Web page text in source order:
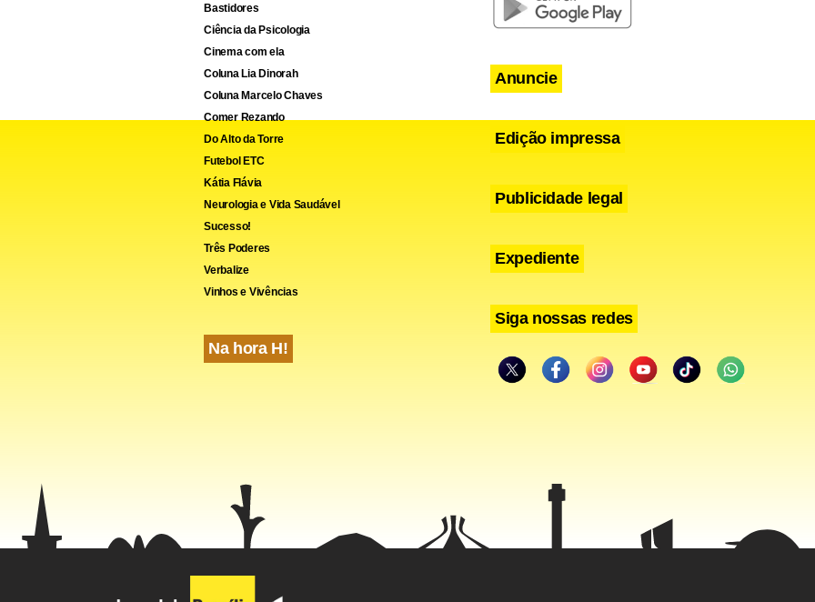
Bastidores
Ciência da Psicologia
Cinema com ela
Coluna Lia Dinorah
Coluna Marcelo Chaves
Comer Rezando
Do Alto da Torre
Futebol ETC
Kátia Flávia
Neurologia e Vida Saudável
Sucesso!
Três Poderes
Verbalize
Vinhos e Vivências
Na hora H!
Anuncie
Edição impressa
Publicidade legal
Expediente
Siga nossas redes